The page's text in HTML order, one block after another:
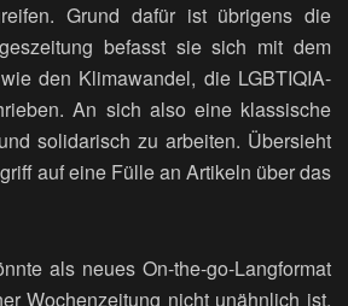
Grund dafür ist übrigens die
befasst sie sich mit dem
den Klimawandel, die LGBTIQIA-
An sich also eine klassische
solidarisch zu arbeiten. Übersieht
auf eine Fülle an Artikeln über das
als neues On-the-go-Langformat
Wochenzeitung nicht unähnlich ist.